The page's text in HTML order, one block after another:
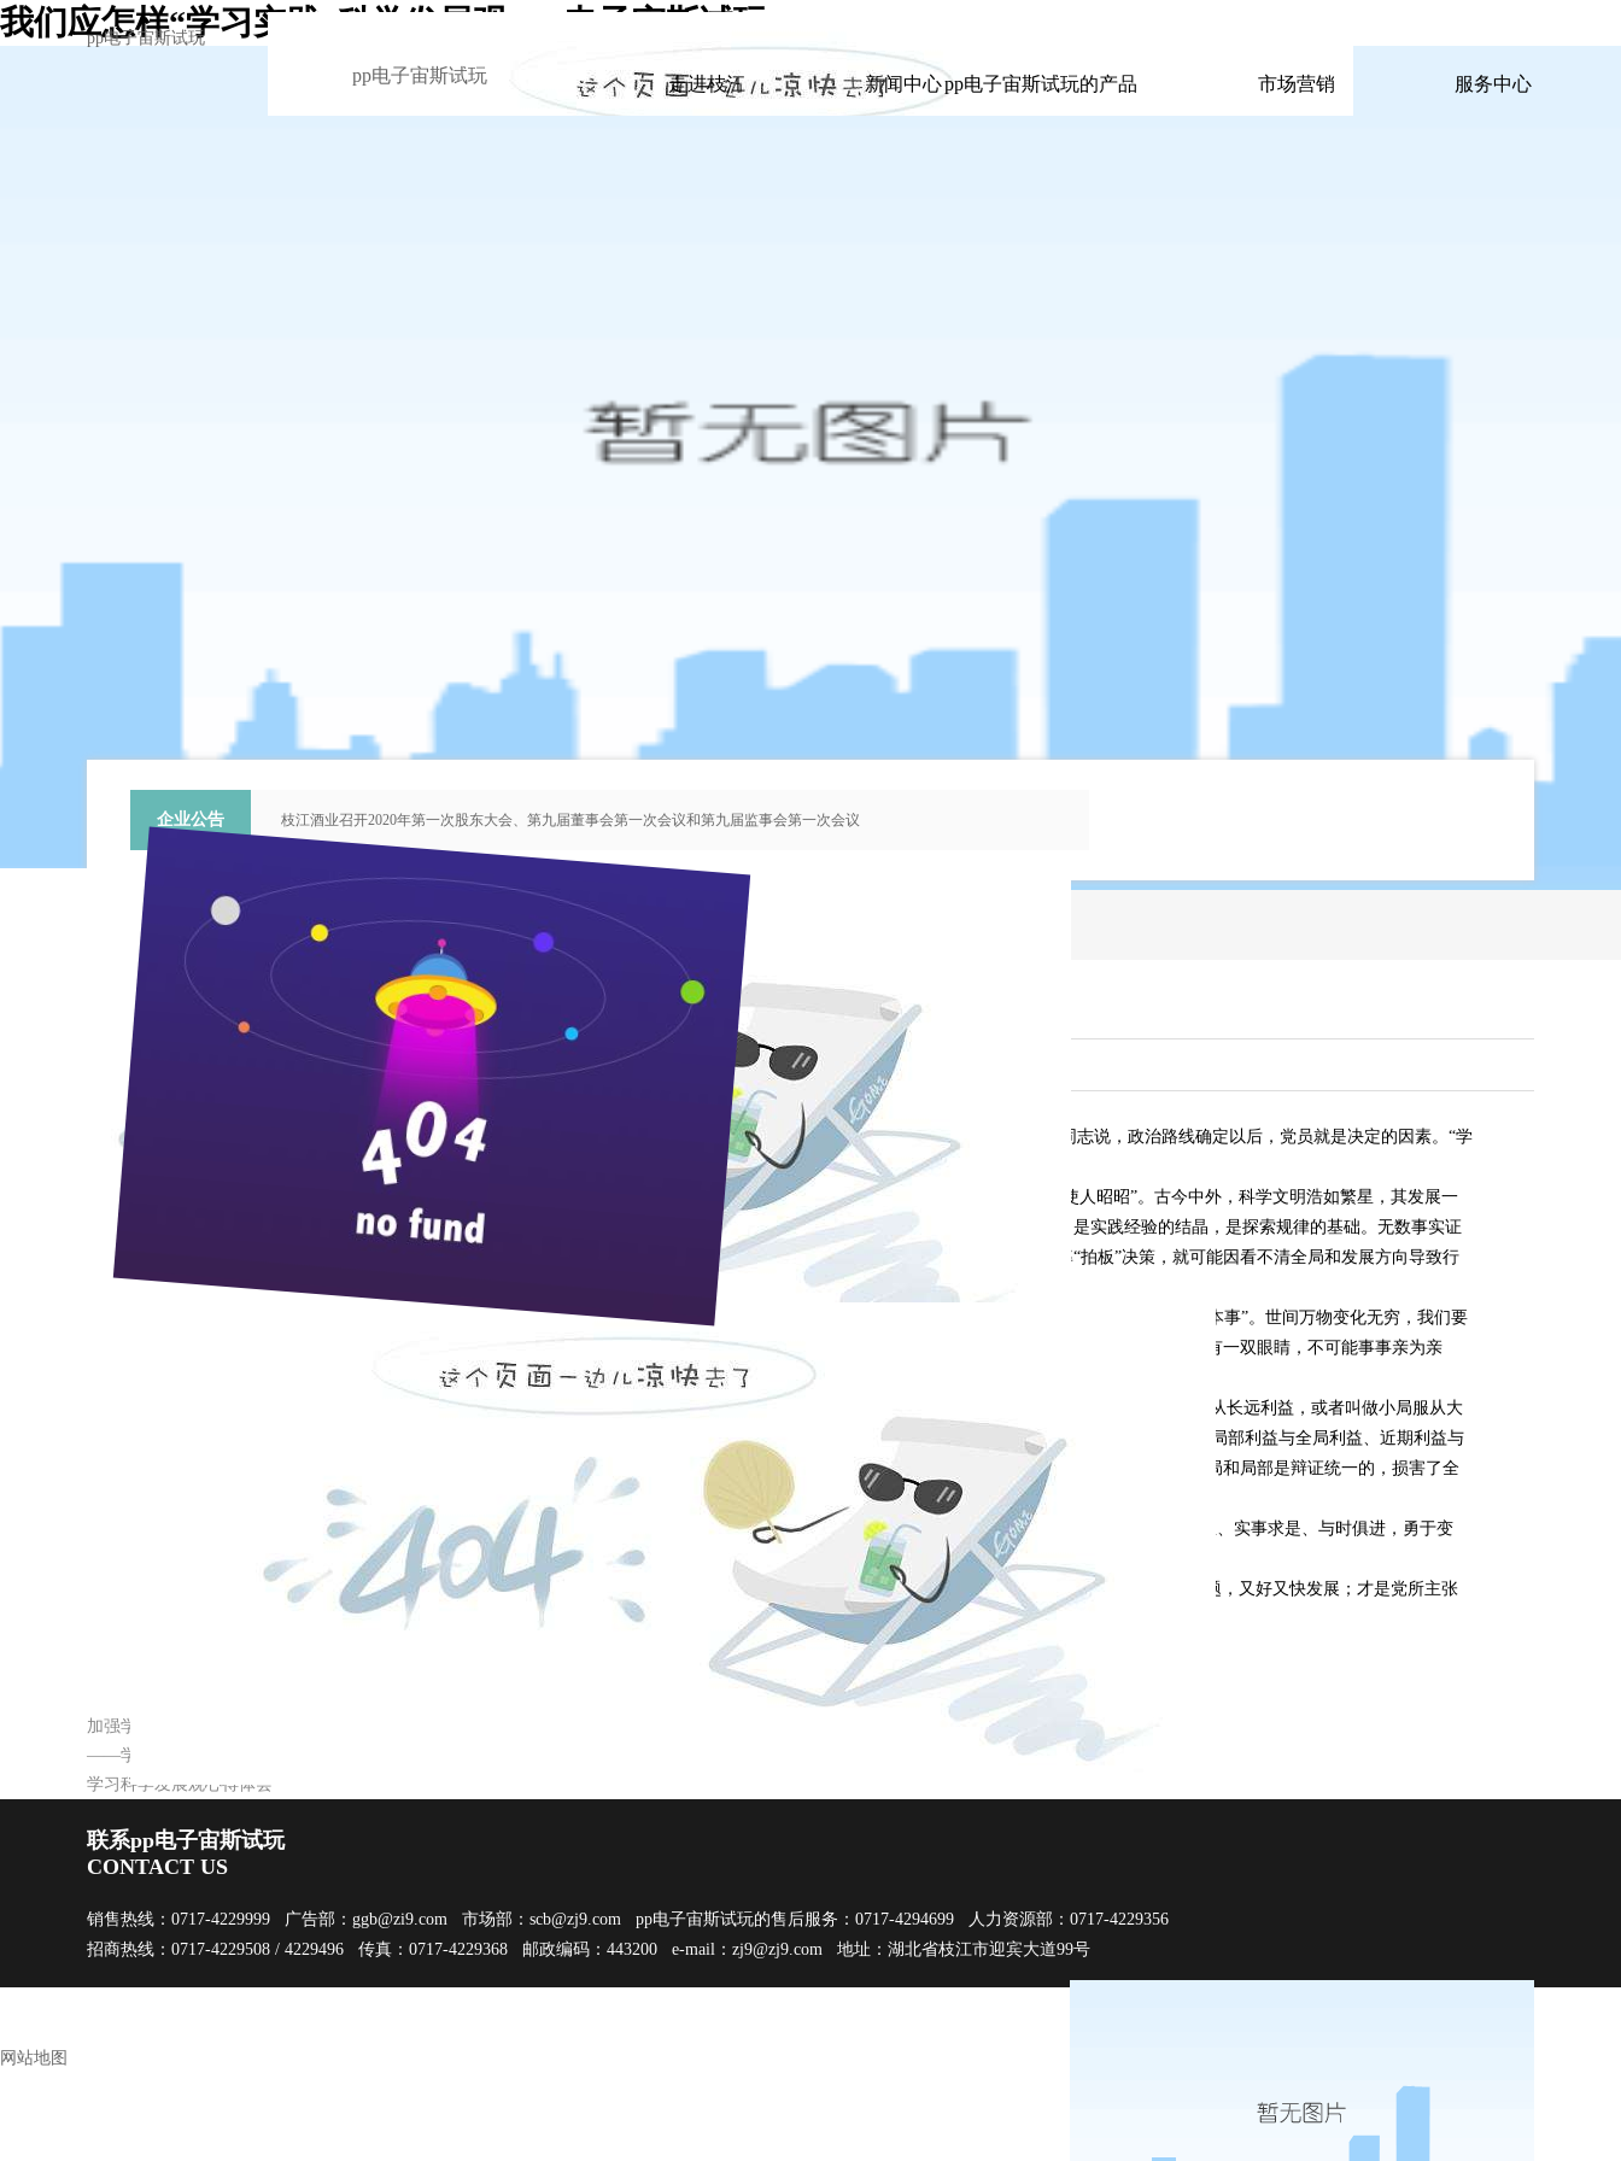
我们应怎样“学习实践”科学发展观 -pp电子宙斯试玩
pp电子宙斯试玩
pp电子宙斯试玩
走进枝江
新闻中心pp电子宙斯试玩的产品
市场营销
服务中心
企业公告
枝江酒业召开2020年第一次股东大会、第九届董事会第一次会议和第九届监事会第一次会议
关于提名推荐第六届中国青年科技工作者协会会员人选的公示
枝江酒业召开2018年第二次股东大会、第八届董事会第一次会议和第八届监事会第一次会议
枝江酒业召开2015年第一次股东大会、第七届董事会第一次会议和第七届监事会第一次会议
“谦泰吉文苑”征稿启事
我们应怎样“学习实践”科学发展观
来源：本站 作者：管理员 时间：2009-04-13 浏览 次
当前，全国各地学习实践科学发展观活动正如火如荼地开展，党中央高度重视、人民群众十分关注这项活动。毛泽东同志说，政治路线确定以后，党员就是决定的因素。“学
习实践”，“学习”是手段，“实践”是目的，两者密不可分。具体到我们每个人尤其是党员，学习实践科学发展观，应该是：
一要充实头脑，求真务“实”。古语曰：“论先后，知为先；知之深，行愈达”。学习实践科学发展观，切忌“以其昏昏，使人昭昭”。古今中外，科学文明浩如繁星，其发展一
日千里，不养成结合工作终身学习、不断探索，满足于已有知识和经验，头脑“空空”肯定是不行的。科学理论是行动的指南，是实践经验的结晶，是探索规律的基础。无数事实证
明，一些重大改革实践，如果离开了科学的理论指导和超前的理性论证，包括全方位多角度的可行性论证，凭过去“经验”轻率“拍板”决策，就可能因看不清全局和发展方向导致行
动的盲目，走弯路、犯错误，甚至付出沉痛的代价。
二要眼睛向下，虚心踏“实”。“知屋漏者在宇下，知政失者在草野”。干事创业做决策，眼睛越是“深入”民间越能“学”到“真东西”，增长“真本事”。世间万物变化无穷，我们要
对所做的事情知之深、知之全、知之真，才能做到“对症下药”、实事求是。如果只看现象，不见实质，走马观花，我们就可能被“蒙蔽”。而人只有一双眼睛，不可能事事亲为亲
见。“甘当小学生”，虚心听取各方意见，依靠万千双眼睛，问计于民，才会有真知灼见。
三要心系全局，立足厂“实”。邓小平同志说：在社会主义制度之下，个人利益要服从集体利益，局部利益要服从整体利益，暂时利益要服从长远利益，或者叫做小局服从大
局，小道理服从大道理。党和国家出台的法律法规政策措施，是着眼全国大局，最终是为了实现好、维护好、发展好最广大人民的根本利益。当局部利益与全局利益、近期利益与
长远利益发生矛盾时，我们应当坚持以大局和人民根本利益为重。不能有法不依、打“擦边球”、闯“红灯”、各搞一套。唯物辩证法告诉我们，全局和局部是辩证统一的，损害了全
局，会从根本上损害局部，只有全局的根本的利益有了保障，最终才会有利于各局部的和谐发展、持续发展。否则，就会一盘散沙，弊多利少。
四要身体力行，创新着“实”。纸上得来终觉浅，实践出真知，实干兴邦国。改革发展，实践永无止境，创新永无止境，需要我们“解放思想、实事求是、与时俱进，勇于变
革、勇于创新”。邓小平同志说：世界上的事都是干出来的，不干，半点马克思主义都没有。
学习实践科学发展观，来不得半点虚假。一句话，学习实践，要脑“实”、心“实”、眼“实”、身体力行、实实在在。这样，才能真正解决问题，又好又快发展；才是党所主张
的、人民群众期待的、科学的学习实践；我们也才能在这样的学习实践中做出贡献，真正做一个科学发展观的实践者、促进者。
加强学习，注重能力的全面提高
——学习科学发展观的心得体会
学习科学发展观心得体会
联系pp电子宙斯试玩
CONTACT US
销售热线：0717-4229999 广告部： ggb@zi9.com 市场部： scb@zj9.com pp电子宙斯试玩的售后服务：0717-4294699 人力资源部：0717-4229356
招商热线：0717-4229508 / 4229496 传真：0717-4229368 邮政编码：443200 e-mail： zj9@zj9.com 地址：湖北省枝江市迎宾大道99号
网站地图